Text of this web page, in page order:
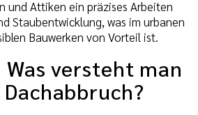
und Attiken ein präzises Arbeiten
Staubentwicklung, was im urbanen
Bauwerken von Vorteil ist.
versteht man